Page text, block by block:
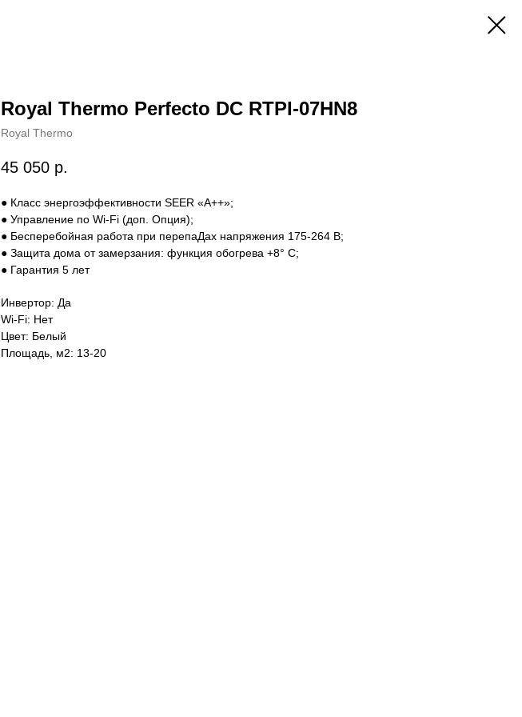
Royal Thermo Perfecto DC RTPI-07HN8
Royal Thermo
45 050 р.
● Класс энергоэффективности SEER «A++»;
● Управление по Wi-Fi (доп. Опция);
● Бесперебойная работа при перепаДах напряжения 175-264 В;
● Защита дома от замерзания: функция обогрева +8° С;
● Гарантия 5 лет
Инвертор: Да
Wi-Fi: Нет
Цвет: Белый
Площадь, м2: 13-20